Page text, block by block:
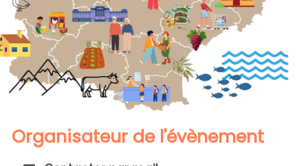
Organisateur de l'évènement